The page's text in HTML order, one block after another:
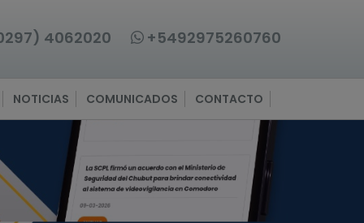
4062020 +5492975260760
NOTICIAS COMUNICADOS CONTACTO